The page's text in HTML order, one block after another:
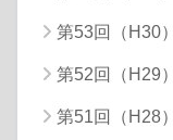
第53回（H30）
第52回（H29）
第51回（H28）